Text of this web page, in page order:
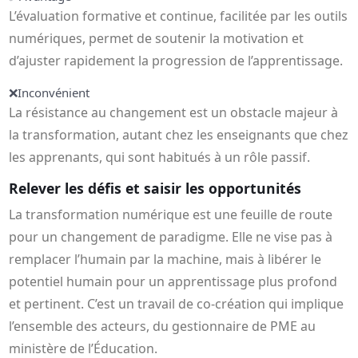
L’évaluation formative et continue, facilitée par les outils
numériques, permet de soutenir la motivation et
d’ajuster rapidement la progression de l’apprentissage.
❌Inconvénient
La résistance au changement est un obstacle majeur à
la transformation, autant chez les enseignants que chez
les apprenants, qui sont habitués à un rôle passif.
Relever les défis et saisir les opportunités
La transformation numérique est une feuille de route
pour un changement de paradigme. Elle ne vise pas à
remplacer l’humain par la machine, mais à libérer le
potentiel humain pour un apprentissage plus profond
et pertinent. C’est un travail de co-création qui implique
l’ensemble des acteurs, du gestionnaire de PME au
ministère de l’Éducation.